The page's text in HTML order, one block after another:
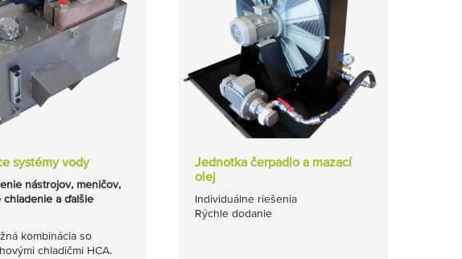
systémy vody
nástrojov, meničov,
chladenie a ďalšie
kombinácia so
chladičmi HCA.
Jednotka čerpadlo a mazací
olej
Individuálne riešenia
Rýchle dodanie